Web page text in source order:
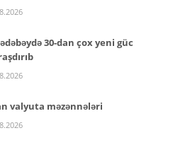
30-dan çox yeni güc
valyuta məzənnələri